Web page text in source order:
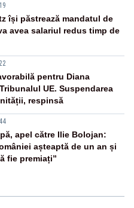
își păstrează mandatul de
avea salariul redus timp de
pentru Diana
UE. Suspendarea
respinsă
apel către Ilie Bolojan:
așteaptă de un an și
fie premiați”